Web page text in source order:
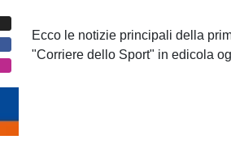
Ecco le notizie principali della
"Corriere dello Sport" in edicola